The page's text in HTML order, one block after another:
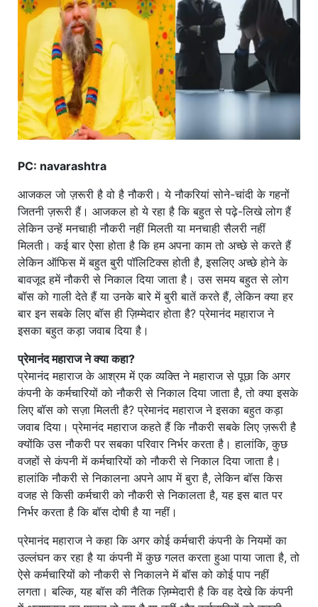
PC: navarashtra
आजकल जो ज़रूरी है वो है नौकरी। ये नौकरियां सोने-चांदी के गहनों
जितनी ज़रूरी हैं। आजकल हो ये रहा है कि बहुत से पढ़े-लिखे लोग हैं
लेकिन उन्हें मनचाही नौकरी नहीं मिलती या मनचाही सैलरी नहीं
मिलती। कई बार ऐसा होता है कि हम अपना काम तो अच्छे से करते हैं
लेकिन ऑफिस में बहुत बुरी पॉलिटिक्स होती है, इसलिए अच्छे होने के
बावजूद हमें नौकरी से निकाल दिया जाता है। उस समय बहुत से लोग
बॉस को गाली देते हैं या उनके बारे में बुरी बातें करते हैं, लेकिन क्या हर
बार इन सबके लिए बॉस ही ज़िम्मेदार होता है? प्रेमानंद महाराज ने
इसका बहुत कड़ा जवाब दिया है।
प्रेमानंद महाराज ने क्या कहा?
प्रेमानंद महाराज के आश्रम में एक व्यक्ति ने महाराज से पूछा कि अगर
कंपनी के कर्मचारियों को नौकरी से निकाल दिया जाता है, तो क्या इसके
लिए बॉस को सज़ा मिलती है? प्रेमानंद महाराज ने इसका बहुत कड़ा
जवाब दिया। प्रेमानंद महाराज कहते हैं कि नौकरी सबके लिए ज़रूरी है
क्योंकि उस नौकरी पर सबका परिवार निर्भर करता है। हालांकि, कुछ
वजहों से कंपनी में कर्मचारियों को नौकरी से निकाल दिया जाता है।
हालांकि नौकरी से निकालना अपने आप में बुरा है, लेकिन बॉस किस
वजह से किसी कर्मचारी को नौकरी से निकालता है, यह इस बात पर
निर्भर करता है कि बॉस दोषी है या नहीं।
प्रेमानंद महाराज ने कहा कि अगर कोई कर्मचारी कंपनी के नियमों का
उल्लंघन कर रहा है या कंपनी में कुछ गलत करता हुआ पाया जाता है, तो
ऐसे कर्मचारियों को नौकरी से निकालने में बॉस को कोई पाप नहीं
लगता। बल्कि, यह बॉस की नैतिक ज़िम्मेदारी है कि वह देखे कि कंपनी